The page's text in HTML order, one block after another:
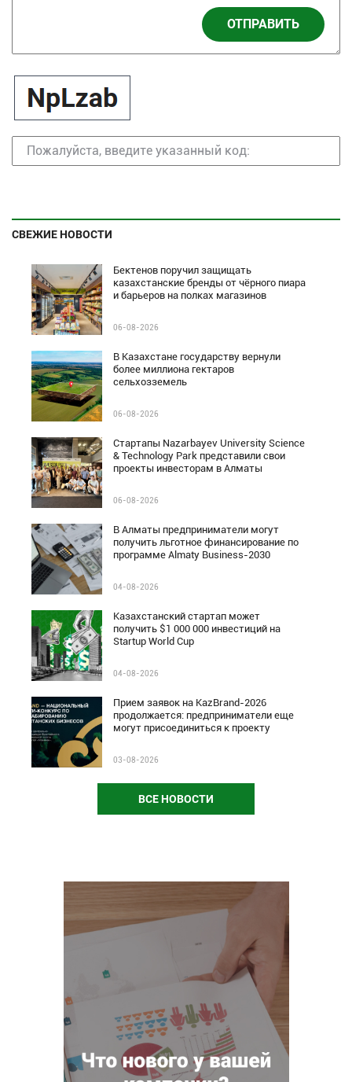
ОТПРАВИТЬ
СВЕЖИЕ НОВОСТИ
Бектенов поручил защищать
казахстанские бренды от чёрного пиара
и барьеров на полках магазинов
06-08-2026
В Казахстане государству вернули
более миллиона гектаров
сельхозземель
06-08-2026
Стартапы Nazarbayev University Science
& Technology Park представили свои
проекты инвесторам в Алматы
06-08-2026
В Алматы предприниматели могут
получить льготное финансирование по
программе Almaty Business-2030
04-08-2026
Казахстанский стартап может
получить $1 000 000 инвестиций на
Startup World Cup
04-08-2026
Прием заявок на KazBrand-2026
продолжается: предприниматели еще
могут присоединиться к проекту
03-08-2026
ВСЕ НОВОСТИ